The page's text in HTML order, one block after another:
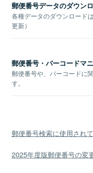
郵便番号データのダウン
各種データのダウンロード
更新）
郵便番号・バーコードマ
郵便番号や、バーコードに
す。
郵便番号検索に使用され
2025年度版郵便番号の変